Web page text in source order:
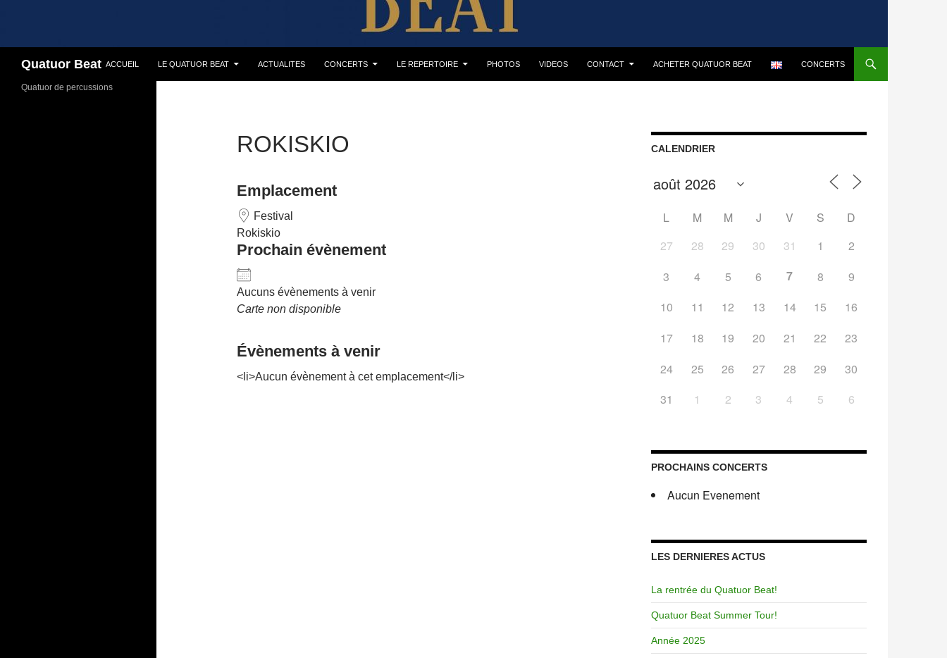
Quatuor Beat ACCUEIL LE QUATUOR BEAT ACTUALITES CONCERTS LE REPERTOIRE PHOTOS VIDEOS CONTACT ACHETER QUATUOR BEAT CONCERTS
ROKISKIO
Emplacement
Festival
Rokiskio
Prochain évènement
Aucuns évènements à venir
Carte non disponible
Évènements à venir
<li>Aucun évènement à cet emplacement</li>
CALENDRIER
L M M J V S
D
27
28 29 30 31 1
2
3
4 5 6 7 8
9
10
11 12 13 14 15
16
17
18 19 20 21 22
23
24
25 26 27 28 29
30
31
1 2 3 4 5 6
PROCHAINS CONCERTS
Aucun Evenement
LES DERNIERES ACTUS
La rentrée du Quatuor Beat!
Quatuor Beat Summer Tour!
Année 2025
Quatuor de percussions